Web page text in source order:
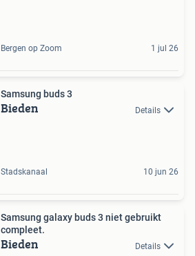
Bergen op Zoom 1 jul 26
Samsung buds 3
Bieden Details
Stadskanaal 10 jun 26
Samsung galaxy buds 3 niet gebruikt
compleet.
Bieden Details